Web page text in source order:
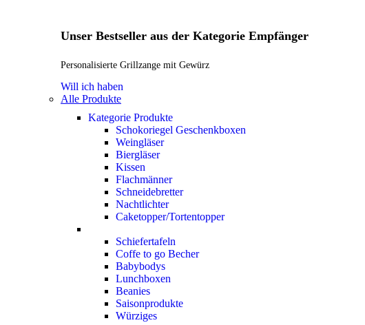
Unser Bestseller aus der Kategorie Empfänger
Personalisierte Grillzange mit Gewürz
Will ich haben
Alle Produkte
Kategorie Produkte
Schokoriegel Geschenkboxen
Weingläser
Biergläser
Kissen
Flachmänner
Schneidebretter
Nachtlichter
Caketopper/Tortentopper
Schiefertafeln
Coffe to go Becher
Babybodys
Lunchboxen
Beanies
Saisonprodukte
Würziges